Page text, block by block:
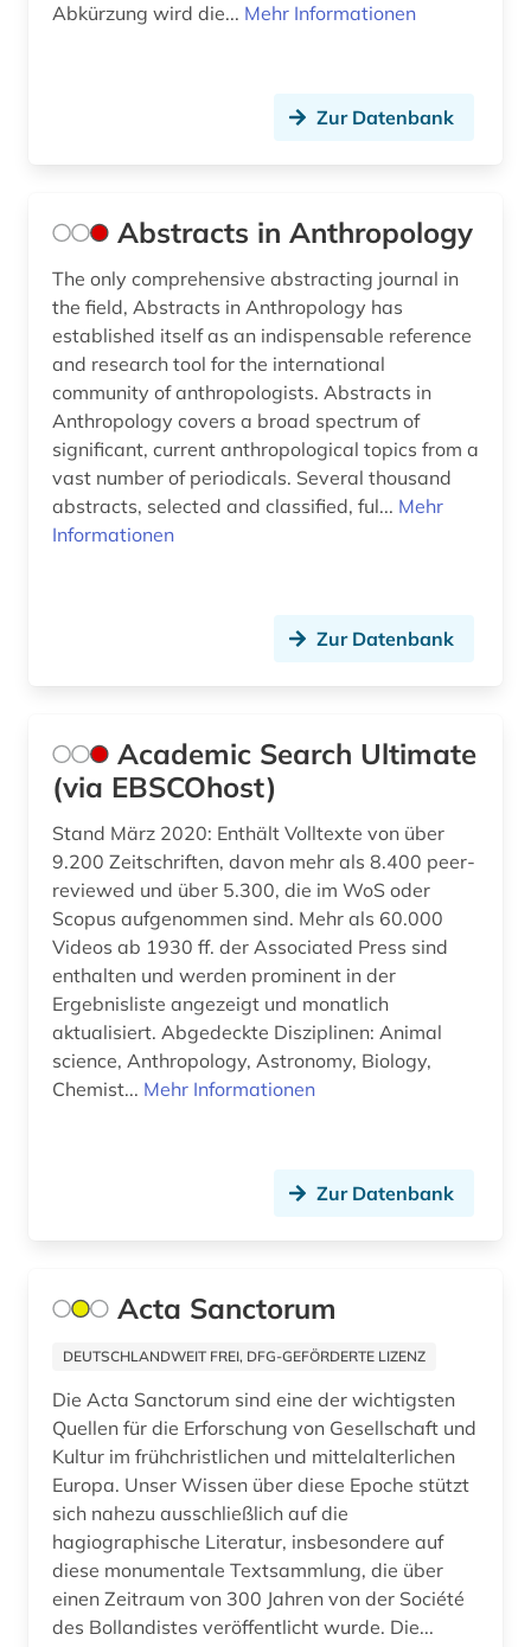
design (4)
deutscher idealismus (1)
deutsches sprachgebiet (1)
deutschland (5)
dewey (1)
dharmaś (1)
die @linke (1)
dingler (1)
donald (1)
dī (1)
e-book (2)
e-book-kollektion (1)
e-learning (1)
ebook (2)
elektronische zeitschrift (14)
elektronisches buch (61)
energieerzeugung (1)
engels (3)
engels, friedrich | unternehmer; philosoph;
englisch (3)
Abkürzung wird die... Mehr Informationen
Zur Datenbank
Abstracts in Anthropology
The only comprehensive abstracting journal in
the field, Abstracts in Anthropology has
established itself as an indispensable reference
and research tool for the international
community of anthropologists. Abstracts in
Anthropology covers a broad spectrum of
significant, current anthropological topics from a
vast number of periodicals. Several thousand
abstracts, selected and classified, ful... Mehr
Informationen
Zur Datenbank
Academic Search Ultimate
(via EBSCOhost)
Stand März 2020: Enthält Volltexte von über
9.200 Zeitschriften, davon mehr als 8.400 peer-
reviewed und über 5.300, die im WoS oder
Scopus aufgenommen sind. Mehr als 60.000
Videos ab 1930 ff. der Associated Press sind
enthalten und werden prominent in der
Ergebnisliste angezeigt und monatlich
aktualisiert. Abgedeckte Disziplinen: Animal
science, Anthropology, Astronomy, Biology,
Chemist... Mehr Informationen
Zur Datenbank
Acta Sanctorum
DEUTSCHLANDWEIT FREI, DFG-GEFÖRDERTE LIZENZ
Die Acta Sanctorum sind eine der wichtigsten
Quellen für die Erforschung von Gesellschaft und
Kultur im frühchristlichen und mittelalterlichen
Europa. Unser Wissen über diese Epoche stützt
sich nahezu ausschließlich auf die
hagiographische Literatur, insbesondere auf
diese monumentale Textsammlung, die über
einen Zeitraum von 300 Jahren von der Société
des Bollandistes veröffentlicht wurde. Die...